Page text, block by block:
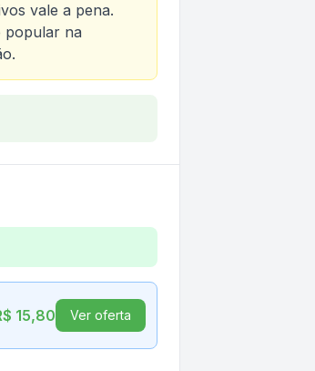
vale a pena.
popular na
15,80 Ver oferta